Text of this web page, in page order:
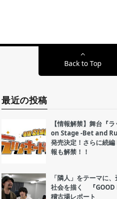
Back to Top
最近の投稿
【情報解禁】舞台『
on Stage -Bet and
発売決定！さらに続
報も解禁！！
「隣人」をテーマに
社会を描く 『GOOD
稽古場レポート